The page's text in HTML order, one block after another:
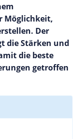
Möglichkeit,
Der
die Stärken und
die beste
getroffen